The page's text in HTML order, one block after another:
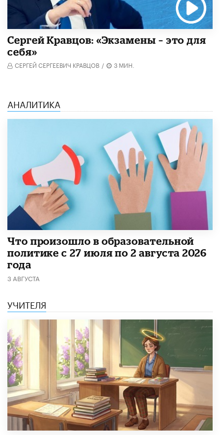
Сергей Кравцов: «Экзамены – это для
себя»
СЕРГЕЙ СЕРГЕЕВИЧ КРАВЦОВ / 3 МИН.
АНАЛИТИКА
​Что произошло в образовательной
политике с 27 июля по 2 августа 2026
года
3 АВГУСТА
УЧИТЕЛЯ